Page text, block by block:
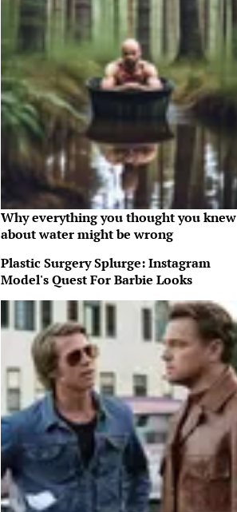
Why everything you thought you knew
about water might be wrong
Plastic Surgery Splurge: Instagram
Model's Quest For Barbie Looks